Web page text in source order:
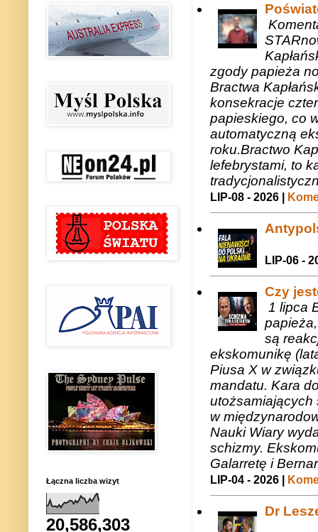
zgody papieża
Bractwa
konsekracje
papieskiego, co
automatyczną
roku.Bractwo
lefebrystami, to
LIP-08 - 2026 |
LIP-06 -
Czy
1 lipca
są
ekskomunikę
Piusa X w
mandatu. Kara
utożsamiających
w
Nauki Wiary
schizmy.
Galarretę i
LIP-04 - 2026 |
Dr
Łączna liczba wizyt
20,586,303